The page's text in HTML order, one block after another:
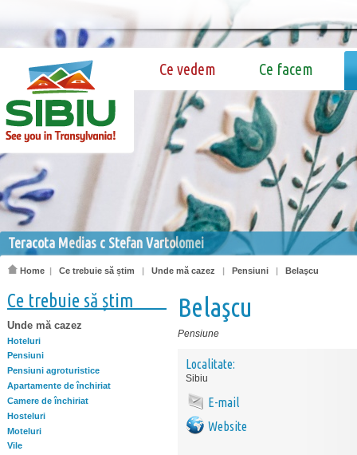
Ce vedem Ce facem
Teracota Medias c Stefan Vartolomei
Home | Ce trebuie să știm | Unde mă cazez | Pensiuni | Belaşcu
Ce trebuie să știm
Unde mă cazez
Hoteluri
Pensiuni
Pensiuni agroturistice
Apartamente de închiriat
Camere de închiriat
Hosteluri
Moteluri
Vile
Belaşcu
Pensiune
Localitate:
Sibiu
E-mail
Website